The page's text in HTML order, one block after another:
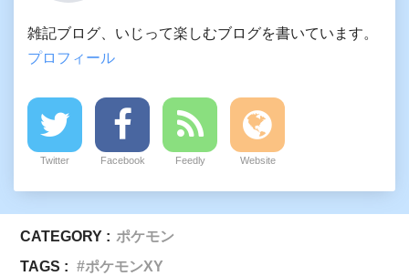
雑記ブログ、いじって楽しむブログを書いています。
プロフィール
Twitter Facebook Feedly Website
CATEGORY : ポケモン
TAGS :
ポケモンXY